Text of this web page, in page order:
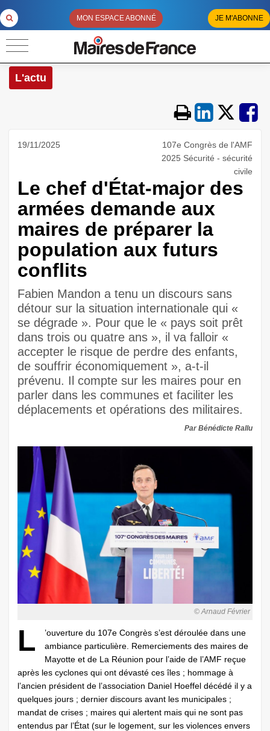
MON ESPACE ABONNÉ JE M'ABONNE
L'actu
19/11/2025
107e Congrès de l'AMF
2025 Sécurité - sécurité
civile
Le chef d'État-major des
armées demande aux
maires de préparer la
population aux futurs
conflits
Fabien Mandon a tenu un discours sans
détour sur la situation internationale qui «
se dégrade ». Pour que le « pays soit prêt
dans trois ou quatre ans », il va falloir «
accepter le risque de perdre des enfants,
de souffrir économiquement », a-t-il
prévenu. Il compte sur les maires pour en
parler dans les communes et faciliter les
déplacements et opérations des militaires.
Par Bénédicte Rallu
© Arnaud Février
L
’ouverture du 107e Congrès s’est déroulée dans une
ambiance particulière. Remerciements des maires de
Mayotte et de La Réunion pour l’aide de l’AMF reçue
après les cyclones qui ont dévasté ces îles ; hommage à
l’ancien président de l’association Daniel Hoeffel décédé il y a
quelques jours ; dernier discours avant les municipales ;
mandat de crises ; maires qui alertent mais qui ne sont pas
entendus par l’État (sur le logement, sur les violences envers